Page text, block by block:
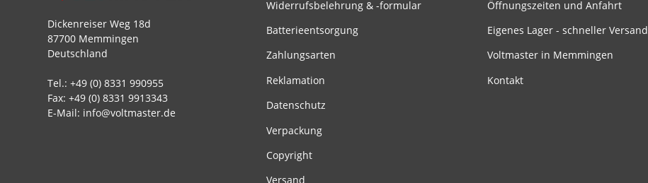
Dickenreiser Weg 18d
87700 Memmingen
Deutschland
Tel.: +49 (0) 8331 990955
Fax: +49 (0) 8331 9913343
E-Mail: info@voltmaster.de
Widerrufsbelehrung & -formular
Batterieentsorgung
Zahlungsarten
Reklamation
Datenschutz
Verpackung
Copyright
Versand
Öffnungszeiten und Anfahrt
Eigenes Lager - schneller Versand
Voltmaster in Memmingen
Kontakt